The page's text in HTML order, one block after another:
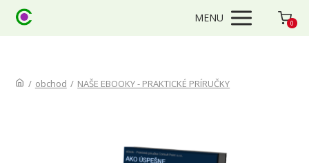
MENU 0
/ obchod / NAŠE EBOOKY - PRAKTICKÉ PRÍRUČKY